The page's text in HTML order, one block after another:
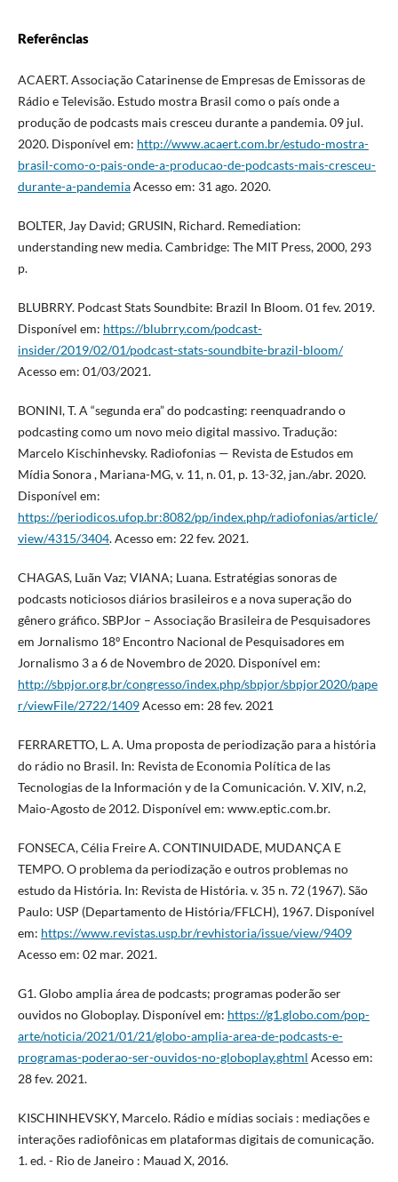
Referências
ACAERT. Associação Catarinense de Empresas de Emissoras de
Rádio e Televisão. Estudo mostra Brasil como o país onde a
produção de podcasts mais cresceu durante a pandemia. 09 jul.
2020. Disponível em: http://www.acaert.com.br/estudo-mostra-
brasil-como-o-pais-onde-a-producao-de-podcasts-mais-cresceu-
durante-a-pandemiaAcesso em: 31 ago. 2020.
BOLTER, Jay David; GRUSIN, Richard. Remediation:
understanding new media. Cambridge: The MIT Press, 2000, 293
p.
BLUBRRY. Podcast Stats Soundbite: Brazil In Bloom. 01 fev. 2019.
Disponível em: https://blubrry.com/podcast-
insider/2019/02/01/podcast-stats-soundbite-brazil-bloom/
Acesso em: 01/03/2021.
BONINI, T. A “segunda era” do podcasting: reenquadrando o
podcasting como um novo meio digital massivo. Tradução:
Marcelo Kischinhevsky. Radiofonias — Revista de Estudos em
Mídia Sonora , Mariana-MG, v. 11, n. 01, p. 13-32, jan./abr. 2020.
Disponível em:
https://periodicos.ufop.br:8082/pp/index.php/radiofonias/article/
view/4315/3404. Acesso em: 22 fev. 2021.
CHAGAS, Luãn Vaz; VIANA; Luana. Estratégias sonoras de
podcasts noticiosos diários brasileiros e a nova superação do
gênero gráfico. SBPJor – Associação Brasileira de Pesquisadores
em Jornalismo 18º Encontro Nacional de Pesquisadores em
Jornalismo 3 a 6 de Novembro de 2020. Disponível em:
http://sbpjor.org.br/congresso/index.php/sbpjor/sbpjor2020/pape
r/viewFile/2722/1409Acesso em: 28 fev. 2021
FERRARETTO, L. A. Uma proposta de periodização para a história
do rádio no Brasil. In: Revista de Economia Política de las
Tecnologias de la Información y de la Comunicación. V. XIV, n.2,
Maio-Agosto de 2012. Disponível em: www.eptic.com.br.
FONSECA, Célia Freire A. CONTINUIDADE, MUDANÇA E
TEMPO. O problema da periodização e outros problemas no
estudo da História. In: Revista de História. v. 35 n. 72 (1967). São
Paulo: USP (Departamento de História/FFLCH), 1967. Disponível
em: https://www.revistas.usp.br/revhistoria/issue/view/9409
Acesso em: 02 mar. 2021.
G1. Globo amplia área de podcasts; programas poderão ser
ouvidos no Globoplay. Disponível em: https://g1.globo.com/pop-
arte/noticia/2021/01/21/globo-amplia-area-de-podcasts-e-
programas-poderao-ser-ouvidos-no-globoplay.ghtml Acesso em:
28 fev. 2021.
KISCHINHEVSKY, Marcelo. Rádio e mídias sociais : mediações e
interações radiofônicas em plataformas digitais de comunicação.
1. ed. - Rio de Janeiro : Mauad X, 2016.